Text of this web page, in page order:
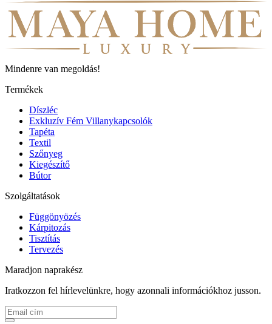
Mindenre van megoldás!
Termékek
Díszléc
Exkluzív Fém Villanykapcsolók
Tapéta
Textil
Szőnyeg
Kiegészítő
Bútor
Szolgáltatások
Függönyözés
Kárpitozás
Tisztítás
Tervezés
Maradjon naprakész
Iratkozzon fel hírlevelünkre, hogy azonnali információkhoz jusson.